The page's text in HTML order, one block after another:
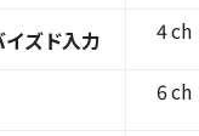
ズド入力 4 ch
6 ch